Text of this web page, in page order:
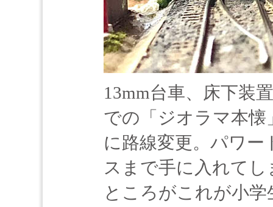
13mm台車、床下装
での「ジオラマ本懐
に路線変更。パワ
スまで手に入れて
ところがこれが小